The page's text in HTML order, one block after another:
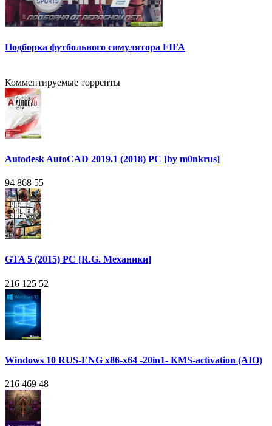
Подборка футбольного симулятора FIFA
Комментируемые торренты
Autodesk AutoCAD 2019.1 (2018) PC [by m0nkrus]
94 868 55
GTA 5 (2015) PC [R.G. Механики]
216 125 52
Windows 10 RUS-ENG x86-x64 -20in1- KMS-activation (AIO)
216 469 48